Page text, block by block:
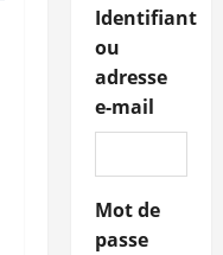
Identifiant
ou
adresse
e-mail
Mot de
passe